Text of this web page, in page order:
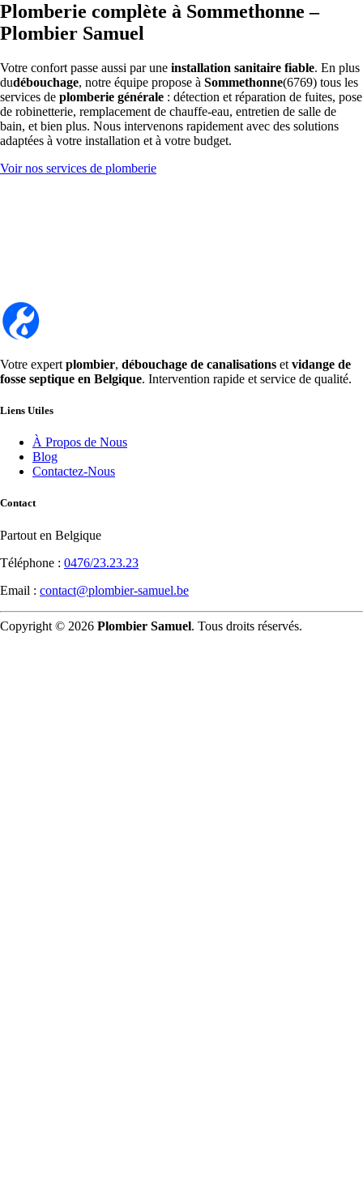
Plomberie complète à Sommethonne –
Plombier Samuel
Votre confort passe aussi par une installation sanitaire fiable. En plus
dudébouchage, notre équipe propose à Sommethonne(6769) tous les
services de plomberie générale : détection et réparation de fuites, pose
de robinetterie, remplacement de chauffe-eau, entretien de salle de
bain, et bien plus. Nous intervenons rapidement avec des solutions
adaptées à votre installation et à votre budget.
Voir nos services de plomberie
Votre expert plombier, débouchage de canalisations et vidange de
fosse septique en Belgique. Intervention rapide et service de qualité.
Liens Utiles
À Propos de Nous
Blog
Contactez-Nous
Contact
Partout en Belgique
Téléphone : 0476/23.23.23
Email : contact@plombier-samuel.be
Copyright © 2026 Plombier Samuel. Tous droits réservés.